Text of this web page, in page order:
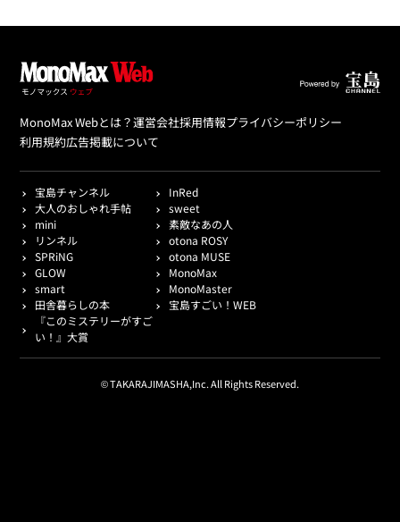
MonoMax Webとは？運営会社採用情報プライバシーポリシー
利用規約広告掲載について
宝島チャンネル
InRed
大人のおしゃれ手帖
sweet
mini
素敵なあの人
リンネル
otona ROSY
SPRiNG
otona MUSE
GLOW
MonoMax
smart
MonoMaster
田舎暮らしの本
宝島すごい！WEB
『このミステリーがすご
い！』大賞
© TAKARAJIMASHA,Inc. All Rights Reserved.